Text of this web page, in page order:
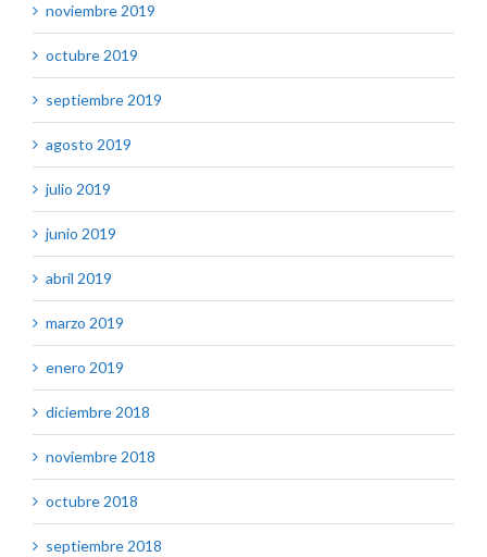
noviembre 2019
octubre 2019
septiembre 2019
agosto 2019
julio 2019
junio 2019
abril 2019
marzo 2019
enero 2019
diciembre 2018
noviembre 2018
octubre 2018
septiembre 2018